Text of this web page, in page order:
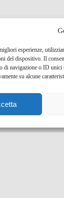
esperienze,
del dispositivo. Il
di navigazione o ID
su alcune